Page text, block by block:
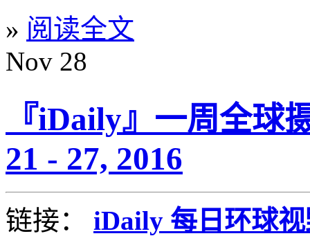
» 阅读全文
Nov 28
『iDaily』一周全球
21 - 27, 2016
链接： iDaily 每日环球